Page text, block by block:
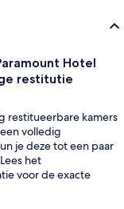
Hotel
restitutie
restitueerbare kamers
volledig
je deze tot een paar
het
voor de exacte